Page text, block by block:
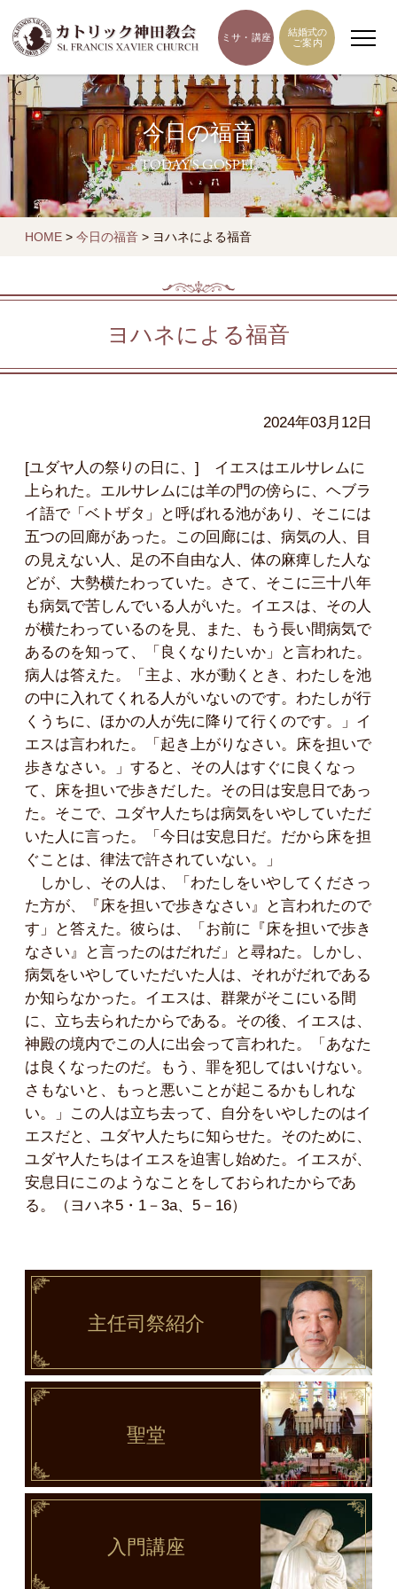
ミサ・講座
結婚式の
ご案内
今日の福音
TODAY'S GOSPEL
HOME > 今日の福音 > ヨハネによる福音
ヨハネによる福音
2024年03月12日
[ユダヤ人の祭りの日に、] イエスはエルサレムに
上られた。エルサレムには羊の門の傍らに、ヘブラ
イ語で「ベトザタ」と呼ばれる池があり、そこには
五つの回廊があった。この回廊には、病気の人、目
の見えない人、足の不自由な人、体の麻痺した人な
どが、大勢横たわっていた。さて、そこに三十八年
も病気で苦しんでいる人がいた。イエスは、その人
が横たわっているのを見、また、もう長い間病気で
あるのを知って、「良くなりたいか」と言われた。
病人は答えた。「主よ、水が動くとき、わたしを池
の中に入れてくれる人がいないのです。わたしが行
くうちに、ほかの人が先に降りて行くのです。」イ
エスは言われた。「起き上がりなさい。床を担いで
歩きなさい。」すると、その人はすぐに良くなっ
て、床を担いで歩きだした。その日は安息日であっ
た。そこで、ユダヤ人たちは病気をいやしていただ
いた人に言った。「今日は安息日だ。だから床を担
ぐことは、律法で許されていない。」
しかし、その人は、「わたしをいやしてくださっ
た方が、『床を担いで歩きなさい』と言われたので
す」と答えた。彼らは、「お前に『床を担いで歩き
なさい』と言ったのはだれだ」と尋ねた。しかし、
病気をいやしていただいた人は、それがだれである
か知らなかった。イエスは、群衆がそこにいる間
に、立ち去られたからである。その後、イエスは、
神殿の境内でこの人に出会って言われた。「あなた
は良くなったのだ。もう、罪を犯してはいけない。
さもないと、もっと悪いことが起こるかもしれな
い。」この人は立ち去って、自分をいやしたのはイ
エスだと、ユダヤ人たちに知らせた。そのために、
ユダヤ人たちはイエスを迫害し始めた。イエスが、
安息日にこのようなことをしておられたからであ
る。（ヨハネ5・1－3a、5－16）
主任司祭紹介
聖堂
入門講座